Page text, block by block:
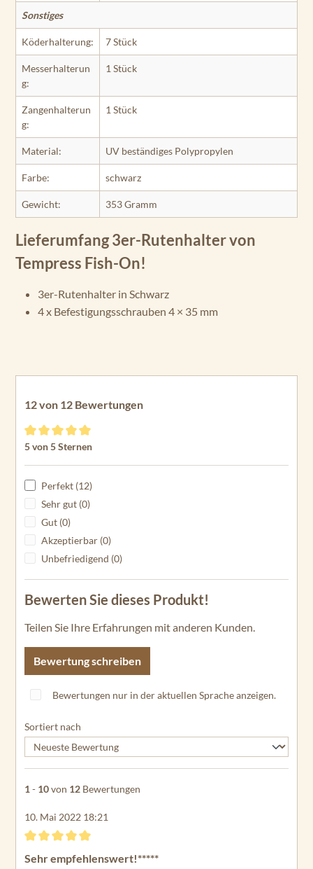
Sonstiges
Köderhalterung: 7 Stück
Messerhalterun
g:
1 Stück
Zangenhalterun
g:
1 Stück
Material: UV beständiges Polypropylen
Farbe: schwarz
Gewicht: 353 Gramm
Lieferumfang 3er-Rutenhalter von
Tempress Fish-On!
3er-Rutenhalter in Schwarz
4 x Befestigungsschrauben 4 × 35 mm
12 von 12 Bewertungen
Durchschnittliche Bewertung von 5 von 5 Sternen
5 von 5 Sternen
Perfekt (12)
Sehr gut (0)
Gut (0)
Akzeptierbar (0)
Unbefriedigend (0)
Bewerten Sie dieses Produkt!
Teilen Sie Ihre Erfahrungen mit anderen Kunden.
Bewertung schreiben
Bewertungen nur in der aktuellen Sprache anzeigen.
Sortiert nach
1 - 10von 12 Bewertungen
10. Mai 2022 18:21
Bewertung mit 5 von 5 Sternen
Sehr empfehlenswert!*****